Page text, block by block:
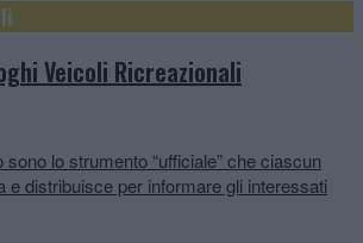
Veicoli Ricreazionali
sono lo strumento “ufficiale” che ciascun
e distribuisce per informare gli interessati